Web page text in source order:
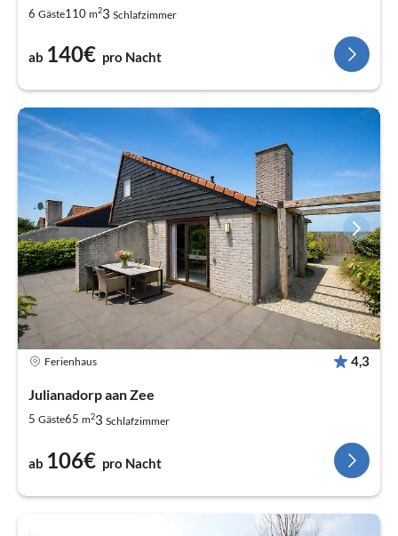
6 Gäste110 m23 Schlafzimmer
ab 140€ pro Nacht
Ferienhaus 4,3
Julianadorp aan Zee
5 Gäste65 m23 Schlafzimmer
ab 106€ pro Nacht